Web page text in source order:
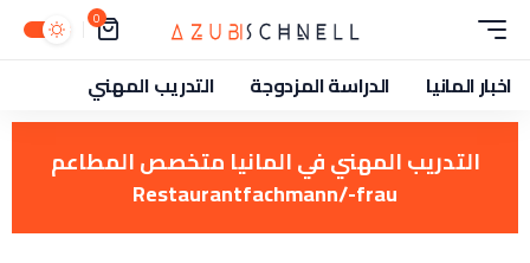
0
اخبار المانيا الدراسة المزدوجة التدريب المهني
التدريب المهني في المانيا متخصص المطاعم
Restaurantfachmann/-frau